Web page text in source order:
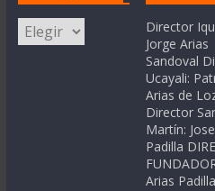
Categorías
Director
Jorge Arias
Sandoval
Ucayali:
Arias de
Director
Martín:
Padilla
Arias Padilla